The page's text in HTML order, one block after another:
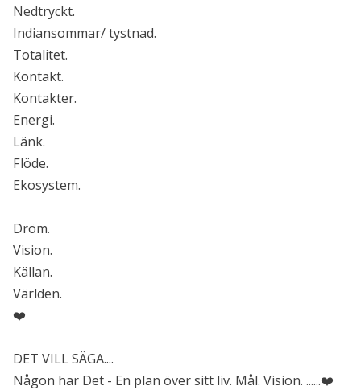
Nedtryckt.
Indiansommar/ tystnad.
Totalitet.
Kontakt.
Kontakter.
Energi.
Länk.
Flöde.
Ekosystem.
Dröm.
Vision.
Källan.
Världen.
❤️
DET VILL SÄGA....
Någon har Det - En plan över sitt liv. Mål. Vision. ......❤️